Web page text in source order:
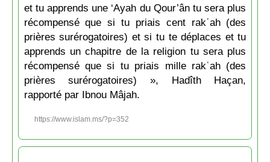
et tu apprends une ‘Ayah du Qour’ân tu sera plus
récompensé que si tu priais cent rakʿah (des
prières surérogatoires) et si tu te déplaces et tu
apprends un chapitre de la religion tu sera plus
récompensé que si tu priais mille rakʿah (des
prières surérogatoires) », Hadîth Haçan,
rapporté par Ibnou Mâjah.
https://www.islam.ms/?p=352